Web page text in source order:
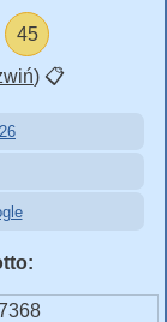
45
) 📋